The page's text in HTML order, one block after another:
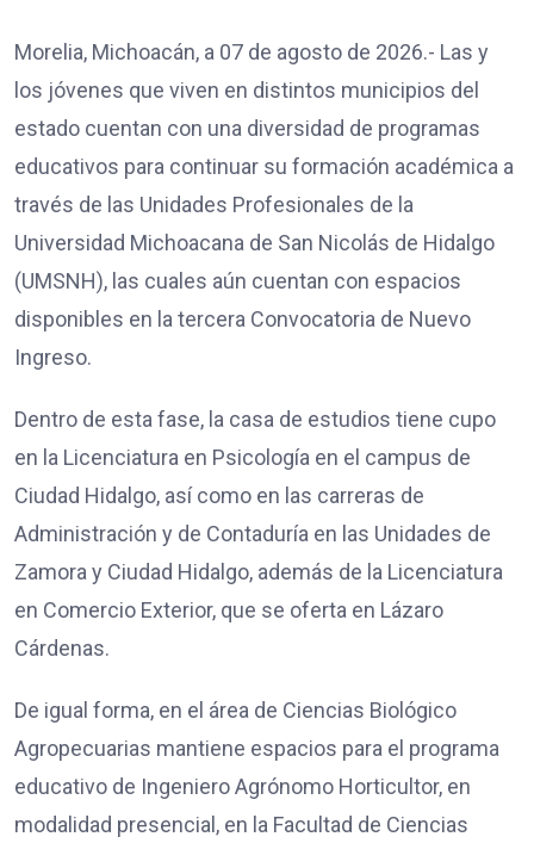
Morelia, Michoacán, a 07 de agosto de 2026.- Las y
los jóvenes que viven en distintos municipios del
estado cuentan con una diversidad de programas
educativos para continuar su formación académica a
través de las Unidades Profesionales de la
Universidad Michoacana de San Nicolás de Hidalgo
(UMSNH), las cuales aún cuentan con espacios
disponibles en la tercera Convocatoria de Nuevo
Ingreso.
Dentro de esta fase, la casa de estudios tiene cupo
en la Licenciatura en Psicología en el campus de
Ciudad Hidalgo, así como en las carreras de
Administración y de Contaduría en las Unidades de
Zamora y Ciudad Hidalgo, además de la Licenciatura
en Comercio Exterior, que se oferta en Lázaro
Cárdenas.
De igual forma, en el área de Ciencias Biológico
Agropecuarias mantiene espacios para el programa
educativo de Ingeniero Agrónomo Horticultor, en
modalidad presencial, en la Facultad de Ciencias